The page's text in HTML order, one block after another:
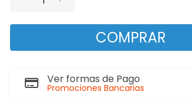
COMPRAR
Ver formas de Pago
Promociones Bancarias